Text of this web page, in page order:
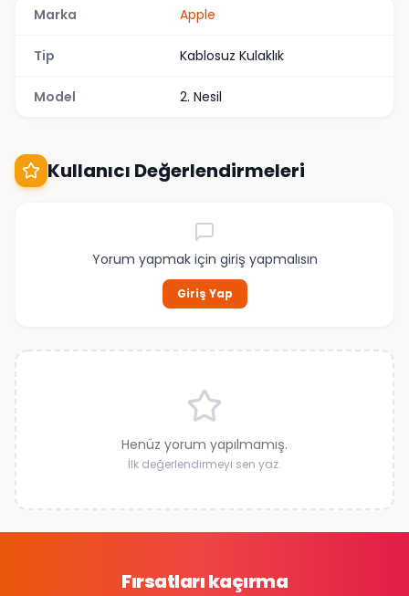
Marka Apple
Tip Kablosuz Kulaklık
Model 2. Nesil
Kullanıcı Değerlendirmeleri
Yorum yapmak için giriş yapmalısın
Giriş Yap
Henüz yorum yapılmamış.
İlk değerlendirmeyi sen yaz.
Fırsatları kaçırma